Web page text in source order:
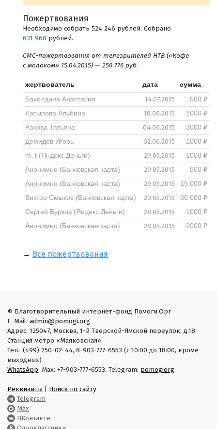
Пожертвования
Необходимо собрать 524 246 рублей. Собрано
631 960 рублей.
СМС-пожертвования от телезрителей НТВ («Кофе
с молоком» 15.04.2015) — 256 776 руб.
жертвователь дата
сумма
Бахолдина Анастасия
14.07.2015
500 ₽
Латыпова Альбина
18.06.2015
1000 ₽
Ракова Татьяна
04.06.2015
3000 ₽
Демидов Игорь
02.06.2015
1000 ₽
m_t (Яндекс.Деньги)
29.05.2015
1000 ₽
Анонимно (Банковская карта)
29.05.2015
500 ₽
Анонимно (Банковская карта)
29.05.2015
15 000 ₽
Виктор Смыков (Банковская карта)
29.05.2015
30 000 ₽
Сергей Бурков (Яндекс.Деньги)
28.05.2015
1000 ₽
Анонимно (Банковская карта)
28.05.2015 2000 ₽
→ Все пожертвования
© Благотворительный интернет-фонд Помоги.Орг
E-Mail: admin@pomogi.org
Адрес: 125047, Москва, 1-й Тверской-Ямской переулок, д.18.
Станция метро «Маяковская».
Тел.: (499) 250-02-44, 8-903-777-6553 (с 10:00 до 18:00, кроме
выходных)
WhatsApp, Max: +7-903-777-6553. Telegram: pomogiorg
Реквизиты
Поиск по сайту
Telegram
Max
ВКонтакте